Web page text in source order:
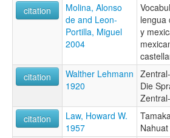
citation
Molina, Alonso
de and Leon-
Portilla, Miguel
2004
lengua
y
citation
Walther Lehmann
1920
Die
citation
Law, Howard W.
1957